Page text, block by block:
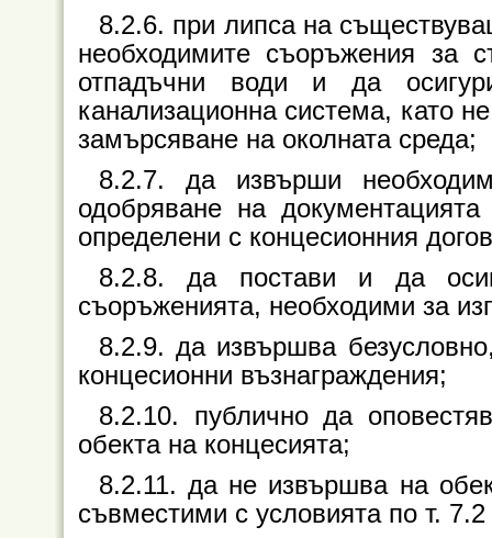
8.2.6. при липса на
необходимите съоръжения за
отпадъчни води и да
канализационна система, като
замърсяване на околната среда;
8.2.7. да извърши
одобряване на
определени с концесионния
8.2.8. да постави и да
съоръженията, необходими за
8.2.9. да извършва
концесионни възнаграждения;
8.2.10. публично да
обекта на концесията;
8.2.11. да не извършва на
съвместими с условията по т.